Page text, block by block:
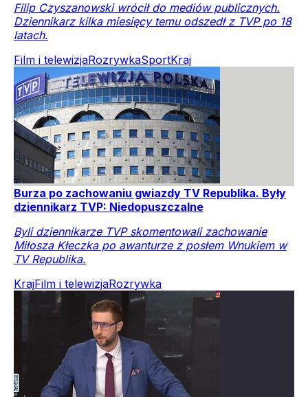
Filip Czyszanowski wrócił do mediów publicznych.
Dziennikarz kilka miesięcy temu odszedł z TVP po 18
latach.
Film i telewizjaRozrywkaSportKraj
Burza po zachowaniu gwiazdy TV Republika. Były
dziennikarz TVP: Niedopuszczalne
Byli dziennikarze TVP skomentowali zachowanie
Miłosza Kłeczka po awanturze z posłem Wnukiem w
TV Republika.
KrajFilm i telewizjaRozrywka